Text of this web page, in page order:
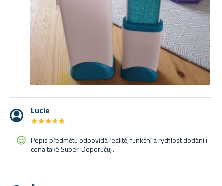
Lucie
★★★★★
★★★★★
Popis předmětu odpovídá realitě, funkční a rychlost dodání i
cena také Super. Doporučuji.